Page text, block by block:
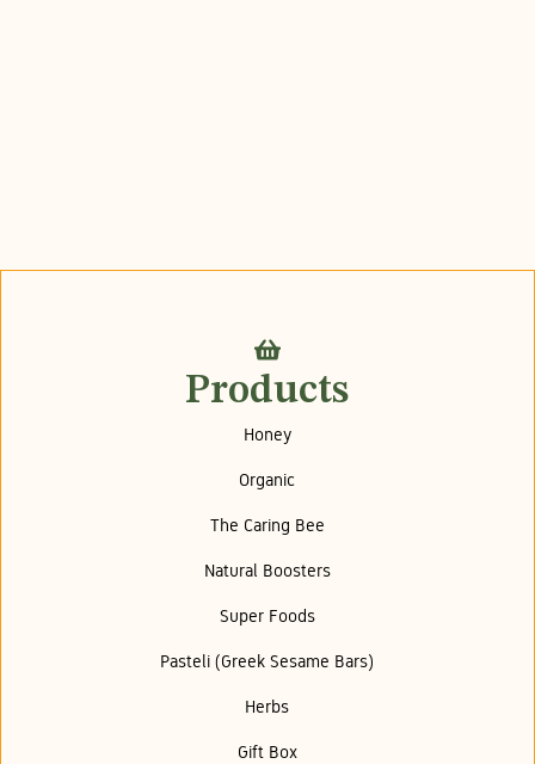
Products
Honey
Organic
The Caring Bee
Natural Boosters
Super Foods
Pasteli (Greek Sesame Bars)
Herbs
Gift Box